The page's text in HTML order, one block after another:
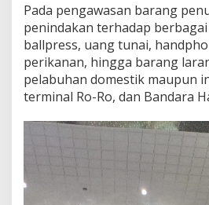
Pada pengawasan barang
penindakan terhadap
ballpress, uang tunai,
perikanan, hingga barang
pelabuhan domestik maupun
terminal Ro-Ro, dan Bandara